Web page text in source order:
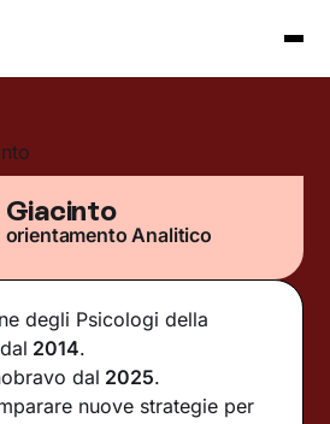
Giacinto
orientamento Analitico
degli Psicologi della
dal 2014.
dal 2025.
nuove strategie per